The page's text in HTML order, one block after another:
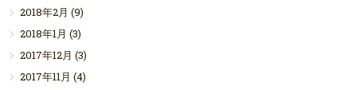
2018年2月 (9)
2018年1月 (3)
2017年12月 (3)
2017年11月 (4)